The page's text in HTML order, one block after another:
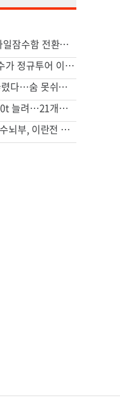
美, 공격잠수함 19척 순항미사일잠수함 전환…中 견제 강화
강채연의 반란…드림투어 선수가 정규투어 이틀째 선두
“도와주세요” 퇴근길 14㎞ 뚫렸다…숨 못쉬던 아기 살린 기적
中인민은행, 지난달 금 보유 20t 늘려…21개월 연속 증가세
공습 한계, 탄약 고갈…"미군 수뇌부, 이란전 출구전략 모색중"